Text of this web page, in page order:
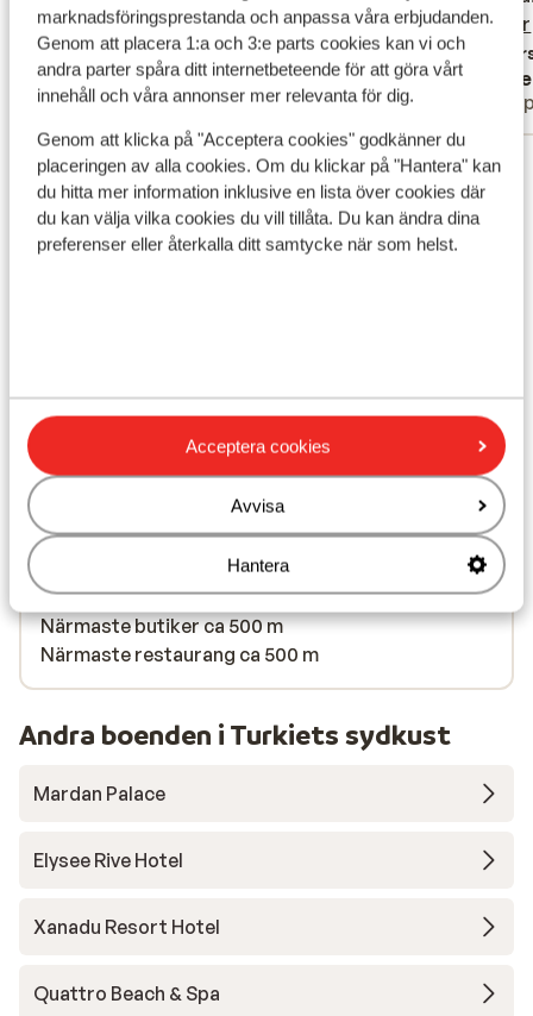
marknadsföringsprestanda och anpassa våra erbjudanden.
Genom att placera 1:a och 3:e parts cookies kan vi och
andra parter spåra ditt internetbeteende för att göra vårt
innehåll och våra annonser mer relevanta för dig.
Genom att klicka på "Acceptera cookies" godkänner du
placeringen av alla cookies. Om du klickar på "Hantera" kan
du hitta mer information inklusive en lista över cookies där
du kan välja vilka cookies du vill tillåta. Du kan ändra dina
preferenser eller återkalla ditt samtycke när som helst.
Acceptera cookies
Avvisa
Hantera
het buffet restaurant en dat het netjes
wordt opgeschept voor je ipv dat iedereen
in de zelfde bakken zit te scheppen. Zelfde
geld voor de restaurants in de tuin wordt
ook alles netjes en hygiënisch bereid voor
je en opgeschept je hoeft alleen maar je
bordje aan te pakken. En als je nog meer
luxe wil dan moet je naar een royal wings of
delfin hotel maar dan zit je ook gelijk een
he...mer
Översätt till svenska
Dominick
Familj
aan
een
3
een
a...
mer
Visa alla 146 omdömen
Läge
I området
Vid stranden (sandstrand, solstolar
(kostnadsfritt) , parasoll (kostnadsfritt) )
Avstånd till centrum: lara är ca 500 m, antalya city
center är ca 11,0 km
Närmaste butiker ca 500 m
Närmaste restaurang ca 500 m
Andra boenden i Turkiets sydkust
Mardan Palace
Elysee Rive Hotel
Xanadu Resort Hotel
Quattro Beach & Spa